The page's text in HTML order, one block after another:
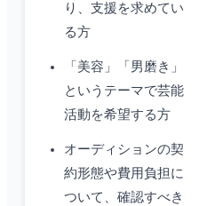
り、支援を求めてい
る方
「美容」「男磨き」
というテーマで芸能
活動を希望する方
オーディションの契
約形態や費用負担に
ついて、確認すべき